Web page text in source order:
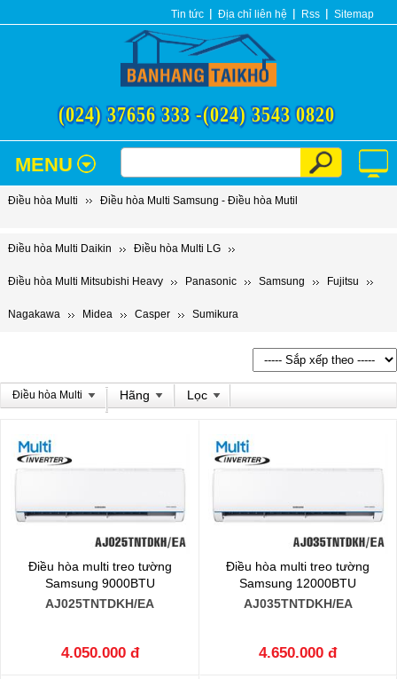
Tin tức Địa chỉ liên hệ Rss Sitemap
(024) 37656 333 -(024) 3543 0820
MENU
Điều hòa Multi Điều hòa Multi Samsung - Điều hòa Mutil
Điều hòa Multi Daikin Điều hòa Multi LG
Điều hòa Multi Mitsubishi Heavy Panasonic Samsung Fujitsu
Nagakawa Midea Casper Sumikura
Điều hòa Multi Hãng Lọc
Điều hòa multi treo tường
Samsung 9000BTU
AJ025TNTDKH/EA
4.050.000 đ
Điều hòa multi treo tường
Samsung 12000BTU
AJ035TNTDKH/EA
4.650.000 đ